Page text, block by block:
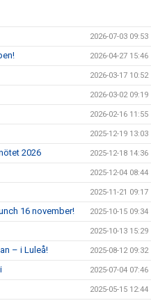
2026-07-03 09:53
2026-04-27 15:46
2026-03-17 10:52
2026-03-02 09:19
2026-02-16 11:55
2025-12-19 13:03
2026 2025-12-18 14:36
2025-12-04 08:44
2025-11-21 09:17
16 november! 2025-10-15 09:34
2025-10-13 15:29
– i Luleå! 2025-08-12 09:32
2025-07-04 07:46
2025-05-15 12:44